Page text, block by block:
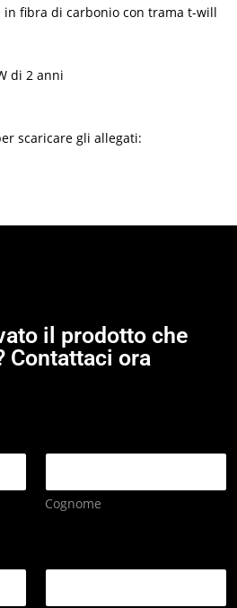
in fibra di carbonio con trama t-will
di 2 anni
scaricare gli allegati:
il prodotto che
Contattaci ora
Cognome